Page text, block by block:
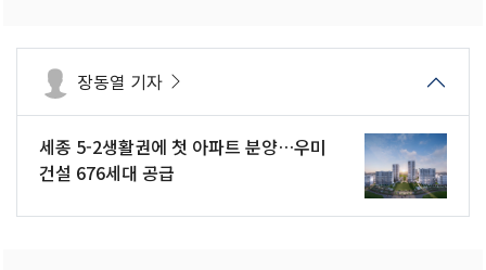
장동열 기자
세종 5-2생활권에 첫 아파트 분양…우미
건설 676세대 공급